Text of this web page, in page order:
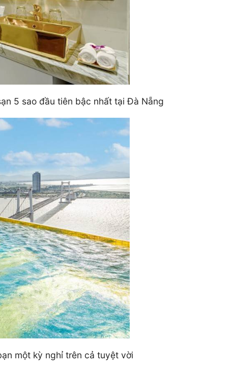
5 sao đầu tiên bậc nhất tại Đà Nẵng
một kỳ nghỉ trên cả tuyệt vời